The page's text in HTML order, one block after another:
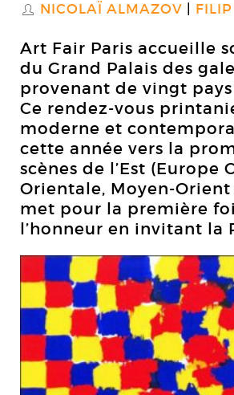
S NICOLAÏ ALMAZOV
Art Fair Paris accueille
du Grand Palais des
provenant de vingt
Ce rendez-vous
moderne et
cette année vers la
scènes de l’Est (Europe
Orientale, Moyen-Orient
met pour la première
l’honneur en invitant la